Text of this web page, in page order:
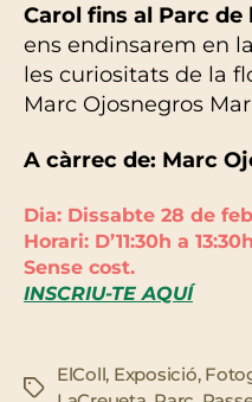
Carol fins al Parc de
ens endinsarem en la
les curiositats de la
Marc Ojosnegros
A càrrec de: Marc
Dia: Dissabte 28 de
Horari: D’11:30h a 13:30h
Sense cost.
INSCRIU-TE AQUÍ
Etiquetes
ElColl, Exposició,